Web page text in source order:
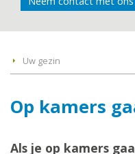
Uw gezin
Op kamers
Als je op kamers